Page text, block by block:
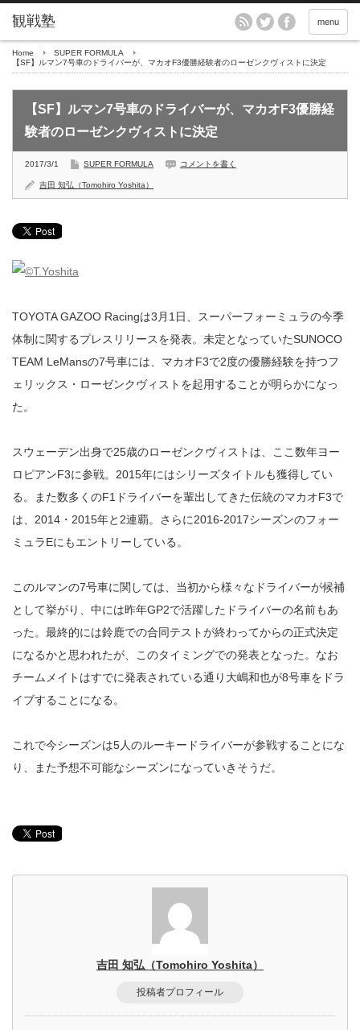
menu
Home
SUPER FORMULA
【SF】ルマン7号車のドライバーが、マカオF3優勝経験者のローゼンクヴィストに決定
【SF】ルマン7号車のドライバーが、マカオF3優勝経
験者のローゼンクヴィストに決定
2017/3/1 SUPER FORMULA コメントを書く
吉田 知弘（Tomohiro Yoshita）
TOYOTA GAZOO Racingは3月1日、スーパーフォーミュラの今季
体制に関するプレスリリースを発表。未定となっていたSUNOCO
TEAM LeMansの7号車には、マカオF3で2度の優勝経験を持つフ
ェリックス・ローゼンクヴィストを起用することが明らかになっ
た。
スウェーデン出身で25歳のローゼンクヴィストは、ここ数年ヨー
ロピアンF3に参戦。2015年にはシリーズタイトルも獲得してい
る。また数多くのF1ドライバーを輩出してきた伝統のマカオF3で
は、2014・2015年と2連覇。さらに2016-2017シーズンのフォー
ミュラEにもエントリーしている。
このルマンの7号車に関しては、当初から様々なドライバーが候補
として挙がり、中には昨年GP2で活躍したドライバーの名前もあ
った。最終的には鈴鹿での合同テストが終わってからの正式決定
になるかと思われたが、このタイミングでの発表となった。なお
チームメイトはすでに発表されている通り大嶋和也が8号車をドラ
イブすることになる。
これで今シーズンは5人のルーキードライバーが参戦することにな
り、また予想不可能なシーズンになっていきそうだ。
吉田 知弘（Tomohiro Yoshita）
投稿者プロフィール